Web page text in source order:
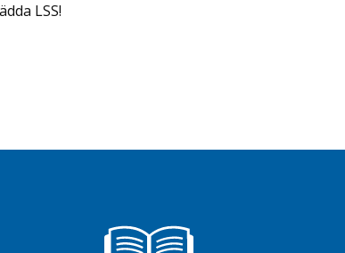
LSS!